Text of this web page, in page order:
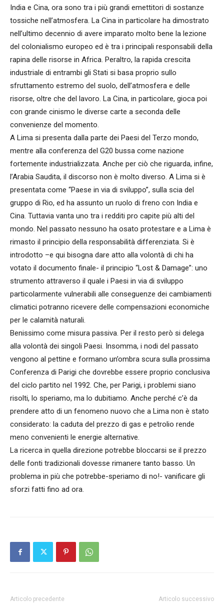
India e Cina, ora sono tra i più grandi emettitori di sostanze
tossiche nell’atmosfera. La Cina in particolare ha dimostrato
nell’ultimo decennio di avere imparato molto bene la lezione
del colonialismo europeo ed è tra i principali responsabili della
rapina delle risorse in Africa. Peraltro, la rapida crescita
industriale di entrambi gli Stati si basa proprio sullo
sfruttamento estremo del suolo, dell’atmosfera e delle
risorse, oltre che del lavoro. La Cina, in particolare, gioca poi
con grande cinismo le diverse carte a seconda delle
convenienze del momento.
A Lima si presenta dalla parte dei Paesi del Terzo mondo,
mentre alla conferenza del G20 bussa come nazione
fortemente industrializzata. Anche per ciò che riguarda, infine,
l’Arabia Saudita, il discorso non è molto diverso. A Lima si è
presentata come “Paese in via di sviluppo”, sulla scia del
gruppo di Rio, ed ha assunto un ruolo di freno con India e
Cina. Tuttavia vanta uno tra i redditi pro capite più alti del
mondo. Nel passato nessuno ha osato protestare e a Lima è
rimasto il principio della responsabilità differenziata. Si è
introdotto –e qui bisogna dare atto alla volontà di chi ha
votato il documento finale- il principio “Lost & Damage”: uno
strumento attraverso il quale i Paesi in via di sviluppo
particolarmente vulnerabili alle conseguenze dei cambiamenti
climatici potranno ricevere delle compensazioni economiche
per le calamità naturali.
Benissimo come misura passiva. Per il resto però si delega
alla volontà dei singoli Paesi. Insomma, i nodi del passato
vengono al pettine e formano un’ombra scura sulla prossima
Conferenza di Parigi che dovrebbe essere proprio conclusiva
del ciclo partito nel 1992. Che, per Parigi, i problemi siano
risolti, lo speriamo, ma lo dubitiamo. Anche perché c’è da
prendere atto di un fenomeno nuovo che a Lima non è stato
considerato: la caduta del prezzo di gas e petrolio rende
meno convenienti le energie alternative.
La ricerca in quella direzione potrebbe bloccarsi se il prezzo
delle fonti tradizionali dovesse rimanere tanto basso. Un
problema in più che potrebbe-speriamo di no!- vanificare gli
sforzi fatti fino ad ora.
Articolo precedente Articolo successivo